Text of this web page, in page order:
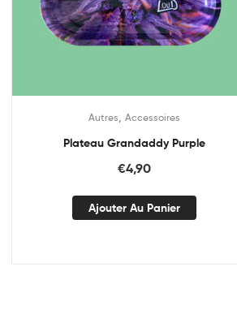
Autres Accessoires
Plateau Grandaddy Purple
€4,90
Ajouter Au Panier